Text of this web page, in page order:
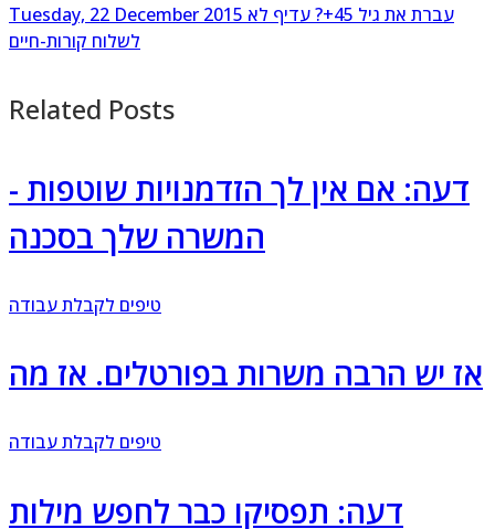
Tuesday, 22 December 2015 עברת את גיל 45+? עדיף לא
לשלוח קורות-חיים
Related Posts
דעה: אם אין לך הזדמנויות שוטפות -
המשרה שלך בסכנה
טיפים לקבלת עבודה
אז יש הרבה משרות בפורטלים. אז מה
טיפים לקבלת עבודה
דעה: תפסיקו כבר לחפש מילות